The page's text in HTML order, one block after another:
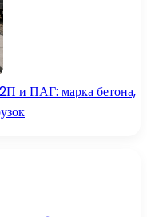
и ПАГ: марка бетона,